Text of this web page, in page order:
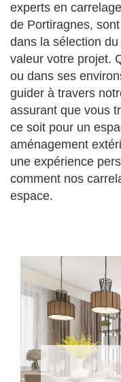
experts en
de Portiragnes,
dans la sélection
valeur votre projet.
ou dans ses
guider à travers
assurant que vous
ce soit pour un
aménagement
une expérience
comment nos
espace.